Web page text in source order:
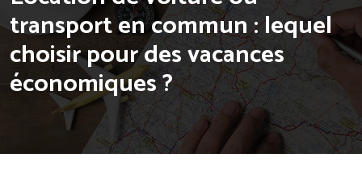
transport en commun : lequel
choisir pour des vacances
économiques ?